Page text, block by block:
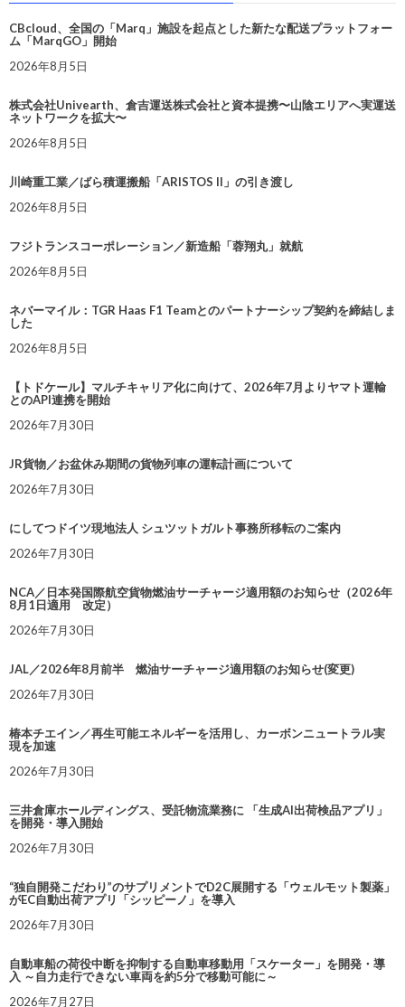
CBcloud、全国の「Marq」施設を起点とした新たな配送プラットフォー
ム「MarqGO」開始
2026年8月5日
株式会社Univearth、倉吉運送株式会社と資本提携〜山陰エリアへ実運送
ネットワークを拡大〜
2026年8月5日
川崎重工業／ばら積運搬船「ARISTOS II」の引き渡し
2026年8月5日
フジトランスコーポレーション／新造船「蓉翔丸」就航
2026年8月5日
ネバーマイル：TGR Haas F1 Teamとのパートナーシップ契約を締結しま
した
2026年8月5日
【トドケール】マルチキャリア化に向けて、2026年7月よりヤマト運輸
とのAPI連携を開始
2026年7月30日
JR貨物／お盆休み期間の貨物列車の運転計画について
2026年7月30日
にしてつドイツ現地法人 シュツットガルト事務所移転のご案内
2026年7月30日
NCA／日本発国際航空貨物燃油サーチャージ適用額のお知らせ（2026年
8月1日適用 改定）
2026年7月30日
JAL／2026年8月前半 燃油サーチャージ適用額のお知らせ(変更)
2026年7月30日
椿本チエイン／再生可能エネルギーを活用し、カーボンニュートラル実
現を加速
2026年7月30日
三井倉庫ホールディングス、受託物流業務に 「生成AI出荷検品アプリ」
を開発・導入開始
2026年7月30日
“独自開発こだわり”のサプリメントでD2C展開する「ウェルモット製薬」
がEC自動出荷アプリ「シッピーノ」を導入
2026年7月30日
自動車船の荷役中断を抑制する自動車移動用「スケーター」を開発・導
入 ～自力走行できない車両を約5分で移動可能に～
2026年7月27日